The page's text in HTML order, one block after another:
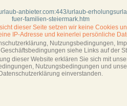
anbieter.com:443/urlaub-
fuer-familien-steiermark.htm
dieser Seite setzen wir keine Cookies
IP-Adresse und keinerlei persönliche
Nutzungsbedingungen,
Geschäftsbedingungen siehe Links auf der
dieser Website erklären Sie sich mit
Nutzungsbedingungen und
Datenschutzerklärung einverstanden.